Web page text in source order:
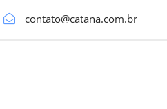
contato@catana.com.br